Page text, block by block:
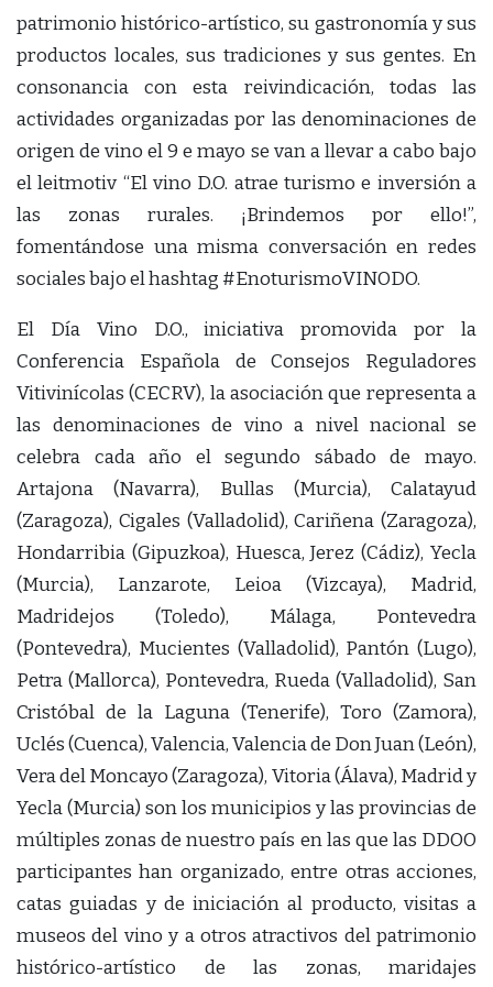
patrimonio histórico-artístico, su gastronomía y sus
productos locales, sus tradiciones y sus gentes. En
consonancia con esta reivindicación, todas las
actividades organizadas por las denominaciones de
origen de vino el 9 e mayo se van a llevar a cabo bajo
el leitmotiv “El vino D.O. atrae turismo e inversión a
las zonas rurales. ¡Brindemos por ello!”,
fomentándose una misma conversación en redes
sociales bajo el hashtag #EnoturismoVINODO.
El Día Vino D.O., iniciativa promovida por la
Conferencia Española de Consejos Reguladores
Vitivinícolas (CECRV), la asociación que representa a
las denominaciones de vino a nivel nacional se
celebra cada año el segundo sábado de mayo.
Artajona (Navarra), Bullas (Murcia), Calatayud
(Zaragoza), Cigales (Valladolid), Cariñena (Zaragoza),
Hondarribia (Gipuzkoa), Huesca, Jerez (Cádiz), Yecla
(Murcia), Lanzarote, Leioa (Vizcaya), Madrid,
Madridejos (Toledo), Málaga, Pontevedra
(Pontevedra), Mucientes (Valladolid), Pantón (Lugo),
Petra (Mallorca), Pontevedra, Rueda (Valladolid), San
Cristóbal de la Laguna (Tenerife), Toro (Zamora),
Uclés (Cuenca), Valencia, Valencia de Don Juan (León),
Vera del Moncayo (Zaragoza), Vitoria (Álava), Madrid y
Yecla (Murcia) son los municipios y las provincias de
múltiples zonas de nuestro país en las que las DDOO
participantes han organizado, entre otras acciones,
catas guiadas y de iniciación al producto, visitas a
museos del vino y a otros atractivos del patrimonio
histórico-artístico de las zonas, maridajes